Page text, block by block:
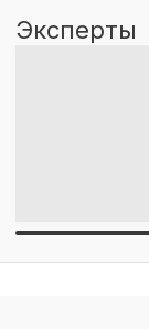
Эксперты